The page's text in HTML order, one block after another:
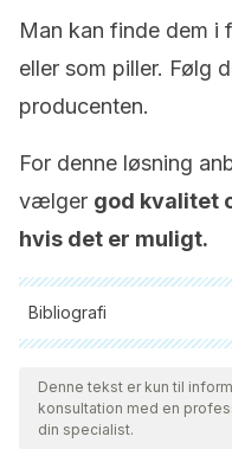
Man kan finde dem i
eller som piller. Følg
producenten.
For denne løsning
vælger god kvalitet
hvis det er muligt.
Bibliografi
Alle citerede kilder blev
for at sikre deres kvalitet,
Bibliografien i denne
Denne tekst er kun til
konsultation med en
din specialist.